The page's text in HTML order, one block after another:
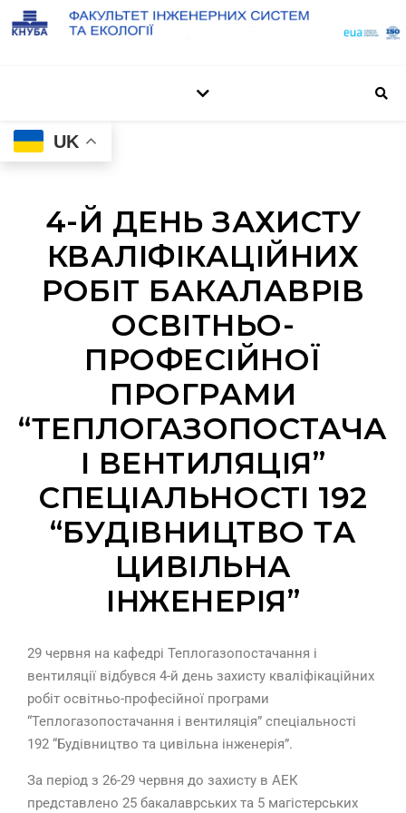
UK
4-Й ДЕНЬ ЗАХИСТУ
КВАЛІФІКАЦІЙНИХ
РОБІТ БАКАЛАВРІВ
ОСВІТНЬО-
ПРОФЕСІЙНОЇ
ПРОГРАМИ
І ВЕНТИЛЯЦІЯ”
СПЕЦІАЛЬНОСТІ 192
“БУДІВНИЦТВО ТА
ЦИВІЛЬНА
ІНЖЕНЕРІЯ”
29 червня на кафедрі Теплогазопостачання і
вентиляції відбувся 4-й день захисту кваліфікаційних
робіт освітньо-професійної програми
“Теплогазопостачання і вентиляція” спеціальності
192 “Будівництво та цивільна інженерія”.
За період з 26-29 червня до захисту в АЕК
представлено 25 бакалаврських та 5 магістерських